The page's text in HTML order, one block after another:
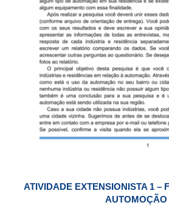
ATIVIDADE EXTENSIONISTA 1 –
AUTOMOÇÃO